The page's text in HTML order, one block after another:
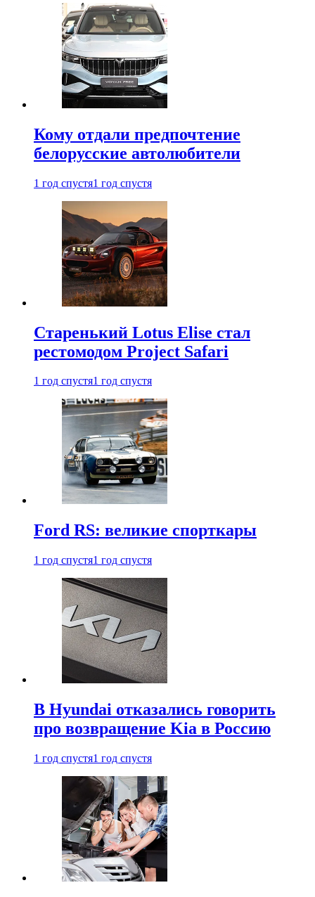
Кому отдали предпочтение
белорусские автолюбители
1 год спустя1 год спустя
Старенький Lotus Elise стал
рестомодом Project Safari
1 год спустя1 год спустя
Ford RS: великие спорткары
1 год спустя1 год спустя
В Hyundai отказались говорить
про возвращение Kia в Россию
1 год спустя1 год спустя